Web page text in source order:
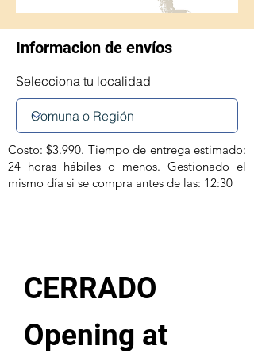
Fiprokill Spray de 250
mL:Aplicar 2 a 4
atomizaciones por Kg de peso
de manera que el animal
quede completamente
mojado.
Informacion de envíos
Selecciona tu localidad
Costo: $3.990. Tiempo de entrega estimado:
24 horas hábiles o menos. Gestionado el
mismo día si se compra antes de las: 12:30
CERRADO
Opening at